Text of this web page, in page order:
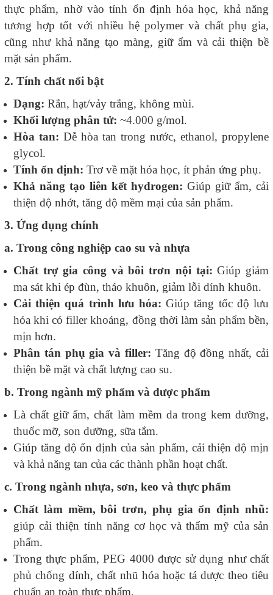
thực phẩm, nhờ vào tính ổn định hóa học, khả năng
tương hợp tốt với nhiều hệ polymer và chất phụ gia,
cũng như khả năng tạo màng, giữ ẩm và cải thiện bề
mặt sản phẩm.
2. Tính chất nổi bật
Dạng: Rắn, hạt/vảy trắng, không mùi.
Khối lượng phân tử: ~4.000 g/mol.
Hòa tan: Dễ hòa tan trong nước, ethanol, propylene
glycol.
Tính ổn định: Trơ về mặt hóa học, ít phản ứng phụ.
Khả năng tạo liên kết hydrogen: Giúp giữ ẩm, cải
thiện độ nhớt, tăng độ mềm mại của sản phẩm.
3. Ứng dụng chính
a. Trong công nghiệp cao su và nhựa
Chất trợ gia công và bôi trơn nội tại: Giúp giảm
ma sát khi ép đùn, tháo khuôn, giảm lỗi dính khuôn.
Cải thiện quá trình lưu hóa: Giúp tăng tốc độ lưu
hóa khi có filler khoáng, đồng thời làm sản phẩm bền,
mịn hơn.
Phân tán phụ gia và filler: Tăng độ đồng nhất, cải
thiện bề mặt và chất lượng cao su.
b. Trong ngành mỹ phẩm và dược phẩm
Là chất giữ ẩm, chất làm mềm da trong kem dưỡng,
thuốc mỡ, son dưỡng, sữa tắm.
Giúp tăng độ ổn định của sản phẩm, cải thiện độ mịn
và khả năng tan của các thành phần hoạt chất.
c. Trong ngành nhựa, sơn, keo và thực phẩm
Chất làm mềm, bôi trơn, phụ gia ổn định nhũ:
giúp cải thiện tính năng cơ học và thẩm mỹ của sản
phẩm.
Trong thực phẩm, PEG 4000 được sử dụng như chất
phủ chống dính, chất nhũ hóa hoặc tá dược theo tiêu
chuẩn an toàn thực phẩm.